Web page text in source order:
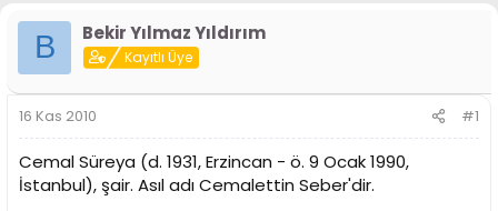
u
y
B
a
ş
a
t
l
g
a
r
B Bekir Yılmaz Yıldırım
Kayıtlı Üye
16 Kas 2010 #1
Cemal Süreya (d. 1931, Erzincan - ö. 9 Ocak 1990,
İstanbul), şair. Asıl adı Cemalettin Seber'dir.